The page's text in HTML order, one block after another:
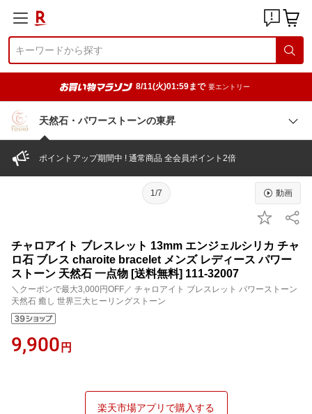
8/11(火)01:59まで 要エントリー
天然石・パワーストーンの東昇
ポイントアップ期間中 ! 通常商品 全会員ポイント2倍
1/7 動画
チャロアイト ブレスレット 13mm エンジェルシリカ チャ
ロ石 ブレス charoite bracelet メンズ レディース パワー
ストーン 天然石 一点物 [送料無料] 111-32007
＼クーポンで最大3,000円OFF／ チャロアイト ブレスレット パワーストーン
天然石 癒し 世界三大ヒーリングストーン
9,900 円
楽天市場アプリで購入する